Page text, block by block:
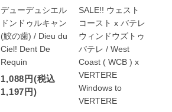
デューデュシエル
ドンドゥルキャン
(鮫の歯) / Dieu du
Ciel! Dent De
Requin
1,088円(税込
1,197円)
SALE!! ウェスト
コースト x バテレ
ウィンドウズトゥ
バテレ / West
Coast ( WCB ) x
VERTERE
Windows to
VERTERE